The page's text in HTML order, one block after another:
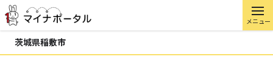
メニュー
茨城県稲敷市